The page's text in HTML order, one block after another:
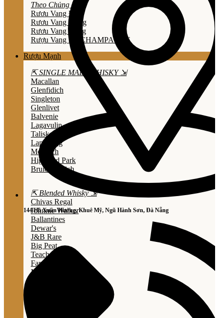
144 Hồ Xuân Hương, Khuê Mỹ, Ngũ Hành Sơn, Đà Nẵng
Theo Chủng Loại
Rươu Vang Đỏ
Rươu Vang Trắng
Rươu Vang Hồng
Rượu Vang Nổ/CHAMPAGNE
Rượu Mạnh
⇱ SINGLE MALT WHISKY ⇲
Macallan
Glenfidich
Singleton
Glenlivet
Balvenie
Lagavulin
Talisker
Laphroaig
Mortlach
Highland Park
Bruichladdich
⇱ Blended Whisky ⇲
Chivas Regal
Johnnie Walker
Ballantines
Dewar's
J&B Rare
Big Peat
Teacher's
Famous Grouse
Monkey Shouder